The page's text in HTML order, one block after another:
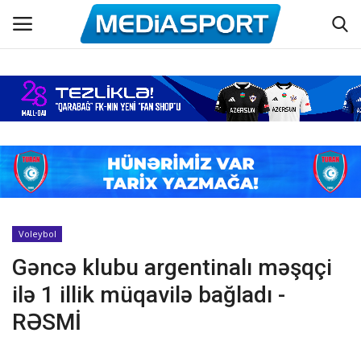
Əsas
Azərbaycan futbolu
Maraqlı
Əlaqə
Haqqımızda
Köşə yazıları
Voleybol
Gəncə klubu argentinalı məşqçi
ilə 1 illik müqavilə bağladı -
RƏSMİ